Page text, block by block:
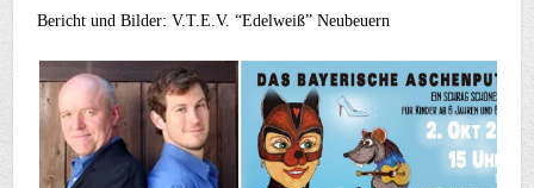
Bericht und Bilder: V.T.E.V. “Edelweiß” Neubeuern